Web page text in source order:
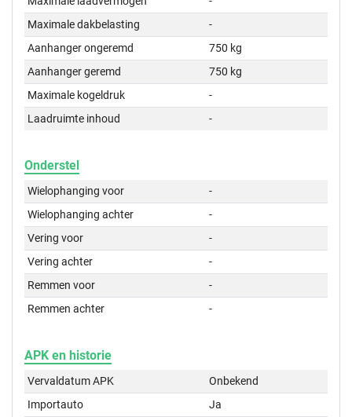
Maximale dakbelasting
-
Aanhanger ongeremd
750 kg
Aanhanger geremd
750 kg
Maximale kogeldruk
-
Laadruimte inhoud
-
Onderstel
Wielophanging voor
-
Wielophanging achter
-
Vering voor
-
Vering achter
-
Remmen voor
-
Remmen achter
-
APK en historie
Vervaldatum APK
Onbekend
Importauto
Ja